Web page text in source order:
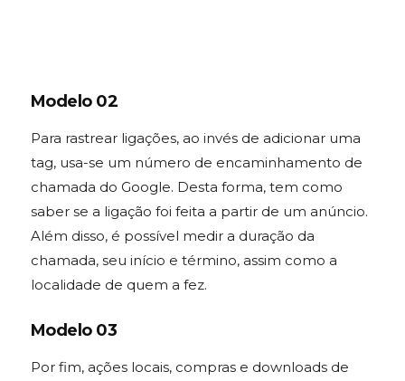
Modelo 02
Para rastrear ligações, ao invés de adicionar uma
tag, usa-se um número de encaminhamento de
chamada do Google. Desta forma, tem como
saber se a ligação foi feita a partir de um anúncio.
Além disso, é possível medir a duração da
chamada, seu início e término, assim como a
localidade de quem a fez.
Modelo 03
Por fim, ações locais, compras e downloads de